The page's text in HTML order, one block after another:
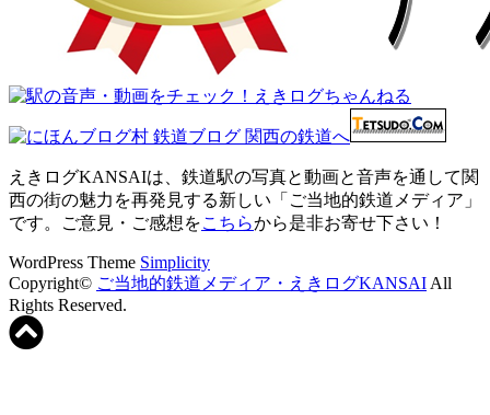
えきログKANSAIは、鉄道駅の写真と動画と音声を通して関
西の街の魅力を再発見する新しい「ご当地的鉄道メディア」
です。ご意見・ご感想をこちらから是非お寄せ下さい！
WordPress Theme Simplicity
Copyright© ご当地的鉄道メディア・えきログKANSAI All
Rights Reserved.